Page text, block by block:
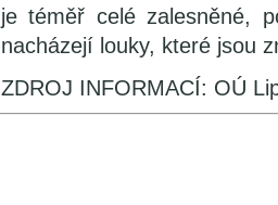
je téměř celé zalesněné,
nacházejí louky, které jsou
ZDROJ INFORMACÍ: OÚ